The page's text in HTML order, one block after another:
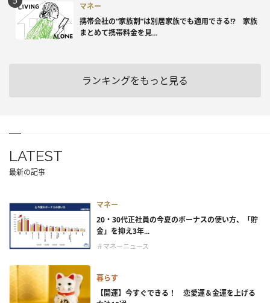
マネー
携帯会社の“家族割”は別居家族でも適用できる!? 家族
まとめて携帯料金を見...
ランキングをもっと見る
LATEST
最新の記事
マネー
20・30代正社員の今夏のボーナスの使い方、「貯
金」を抑え3年...
＃マネーニュース
暮らす
【開運】今すぐできる！ 恋愛運＆金運を上げる